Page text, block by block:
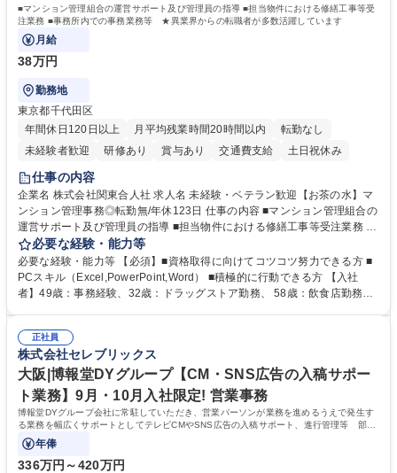
■マンション管理組合の運営サポート及び管理員の指導 ■担当物件における修繕工事等受
注業務 ■事務所内での事務業務等 ★異業界からの転職者が多数活躍しています
月給
38万円
勤務地
東京都千代田区
年間休日120日以上
月平均残業時間20時間以内
転勤なし
未経験者歓迎
研修あり 賞与あり 交通費支給 土日祝休み
仕事の内容
企業名 株式会社関東合人社 求人名 未経験・ベテラン歓迎【お茶の水】マ
ンション管理事務◎転勤無/年休123日 仕事の内容 ■マンション管理組合の
運営サポート及び管理員の指導 ■担当物件における修繕工事等受注業務 ■
事務所内での事務業務等 ★異業界からの転職者が多数活躍しています
【年収補足】532万円 ＋別途インセンティヴで平均約100万円/年（昨年度
実績） ＋管理業務主任者資格手当50,000円/月 ★親会社である株式会社合
人社計画研究所社のグループ会社として、質の高いサービスと適性価格を
無/年休123日
必要な経験・能力等
必要な経験・能力等 【必須】■資格取得に向けてコツコツ努力できる方 ■
PCスキル（Excel,PowerPoint,Word） ■積極的に行動できる方 【入社
者】49歳：事務経験、32歳：ドラッグストア勤務、 58歳：飲食店勤務
得出来ております！ 【魅力】■フレックス制度、未経験からでも下限年収
を一律支給！ ■管理業務主任者資格取得後には50,000円/月の手当あり！
学歴・資格 学歴：大学院 大学 高専 短大 専修学校 高校 語学力： 資格：第
一種運転免許普通自動車
正社員
株式会社セレブリックス
大阪|博報堂DYグループ【CM・SNS広告の入稿サポー
ト業務】9月・10月入社限定! 営業事務
博報堂DYグループ会社に常駐していただき、営業パーソンが業務を進めるうえで発生す
る業務を幅広くサポートとしてテレビCMやSNS広告の入稿サポート、進行管理等 部内
アシスタントとしての業務をお任せします。
年俸
336万円～420万円